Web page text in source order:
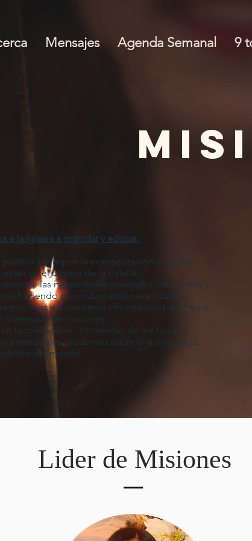
Mensajes Agenda Semanal 9
a la Iglesia a orar, dar y educar.
a orar por la evangelización y por los
en el campo de la batalla.
de las necesidades alrededor del mundo y
haciendo para cubrir esas necesidades.
misiones y proveemos información para aquel
interesado en misiones.
la compasión. Por medio de los fondos
mensuales, podemos hacer una diferencia
del mundo.
Lider de Misiones